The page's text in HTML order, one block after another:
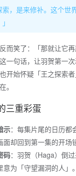
索，是来修补。这个世
而笑了：「那就让它
一句话，让羽贺第一
开始怀疑「王之探索
。
三重彩蛋
示：每集片尾的日历都
面却回到第一集的开场
码：羽贺（Haga）倒过
为「守望漏洞的人」。